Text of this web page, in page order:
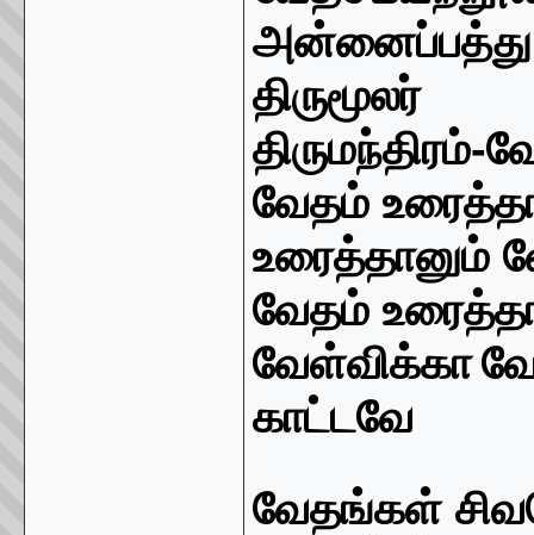
திருமூலர்
திருமந்திரம்-
வேதம்
உரைத்தானும்
வேதம்
வேள்விக்கா
காட்டவே
வேதங்கள்